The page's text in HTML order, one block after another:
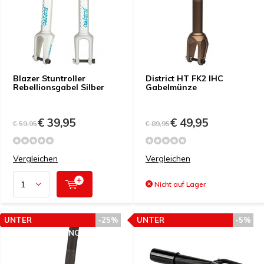
Blazer Stuntroller
Rebellionsgabel Silber
€ 59,95€ 39,95
Vergleichen
District HT FK2 IHC
Gabelmünze
€ 89,95€ 49,95
Vergleichen
Nicht auf Lager
-25%
UNTER
PREISEMPFEHLUNG
-5%
UNTER